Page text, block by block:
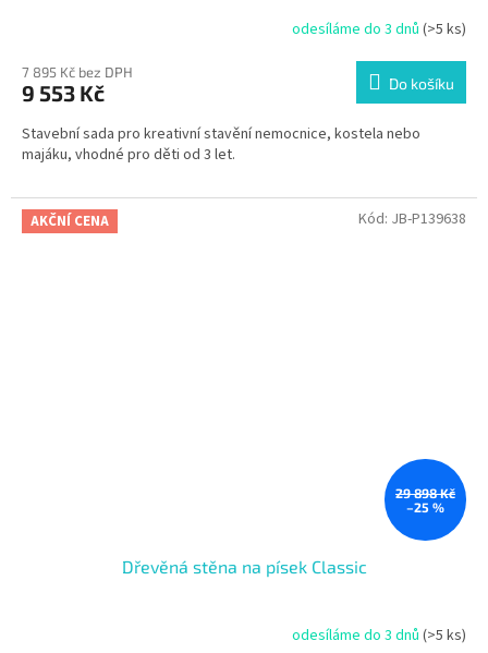
odesíláme do 3 dnů (>5 ks)
7 895 Kč bez DPH
9 553 Kč Do košíku
Stavební sada pro kreativní stavění nemocnice, kostela nebo
majáku, vhodné pro děti od 3 let.
AKČNÍ CENA
29 898 Kč
–25 %
Dřevěná stěna na písek Classic
odesíláme do 3 dnů (>5 ks)
Kód: JB-P139638